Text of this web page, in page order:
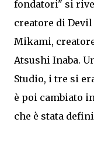
fondatori" si
creatore di Devil
Mikami,
Atsushi Inaba.
Studio, i tre si
è poi cambiato
che è stata